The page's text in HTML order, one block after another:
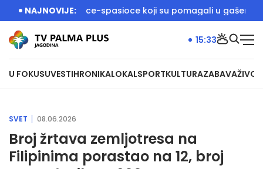
NAJNOVIJE:
vatrogasce-spasioce koji su pomagali u gašenju požara
U FOKUSUVESTIHRONIKALOKALSPORTKULTURAZABAVAŽIVOT
15:33
SVET 08.06.2026
Broj žrtava zemljotresa na
Filipinima porastao na 12, broj